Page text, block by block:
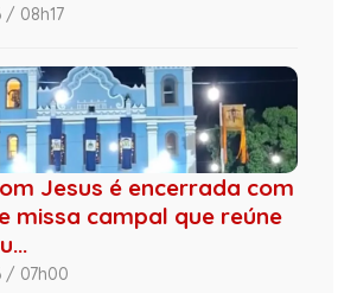
/ 08h17
Jesus é encerrada com
missa campal que reúne
/ 07h00